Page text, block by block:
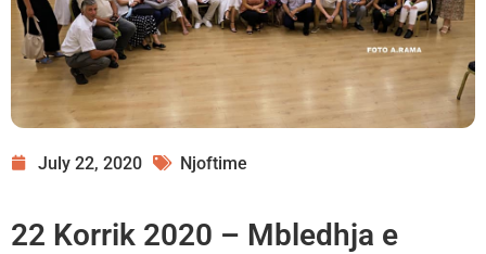
July 22, 2020 Njoftime
22 Korrik 2020 – Mbledhja e